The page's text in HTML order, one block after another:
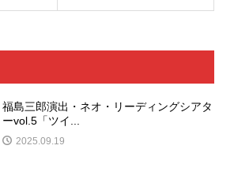
福島三郎演出・ネオ・リーディングシアタ
ーvol.5「ツイ...
2025.09.19